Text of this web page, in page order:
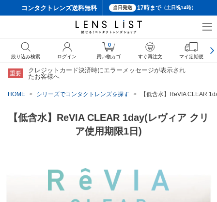
コンタクトレンズ送料無料 当日発送 17時まで（土日祝14時）
重要
クレジットカード決済時にエラーメッセージが表示され
たお客様へ
HOME シリーズでコンタクトレンズを探す 【低含水】ReVIA CLEAR
【低含水】ReVIA CLEAR 1day(レヴィア クリ
ア使用期限1日)
絞り込み検索 ログイン
0
買い物カゴ すぐ再注文 マイ定期便